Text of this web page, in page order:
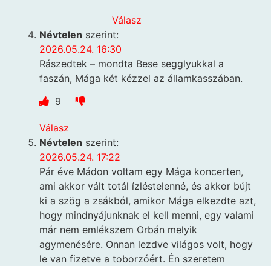
Válasz
Névtelen szerint:
2026.05.24. 16:30
Rászedtek – mondta Bese segglyukkal a
faszán, Mága két kézzel az államkasszában.
9
Válasz
Névtelen szerint:
2026.05.24. 17:22
Pár éve Mádon voltam egy Mága koncerten,
ami akkor vált totál ízléstelenné, és akkor bújt
ki a szög a zsákból, amikor Mága elkezdte azt,
hogy mindnyájunknak el kell menni, egy valami
már nem emlékszem Orbán melyik
agymenésére. Onnan lezdve világos volt, hogy
le van fizetve a toborzóért. Én szeretem